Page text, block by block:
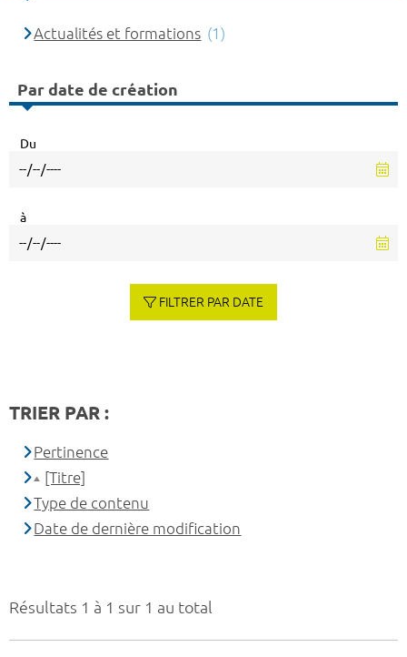
Résultats 1 à 1 sur 1 au total
Actualités et formations (1)
Par date de création
Du
à
FILTRER PAR DATE
TRIER PAR :
Pertinence
[Titre]
Type de contenu
Date de dernière modification